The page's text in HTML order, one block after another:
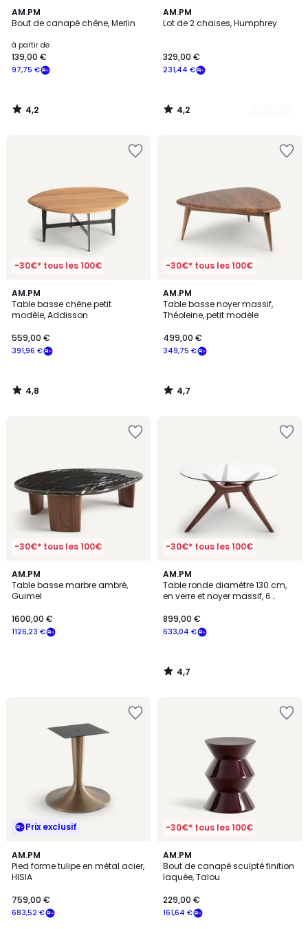
AM.PM
Bout de canapé chêne, Merlin
à partir de
97,75 €
139,00 €
4,2
/ 5
4,2
/
AM.PM
Lot de 2 chaises, Humphrey
231,44 €
329,00 €
4,2
/ 5
2
Couleurs
4,2
/
-30€* tous les 100€
AM.PM
Table basse chêne petit
modèle, Addisson
391,96 €
559,00 €
4,8
/ 5
4,8
/
-30€* tous les 100€
AM.PM
Table basse noyer massif,
Théoleine, petit modèle
349,75 €
499,00 €
4,7
/ 5
4,7
/
-30€* tous les 100€
AM.PM
Table basse marbre ambré,
Guimel
1126,23 €
1600,00 €
-30€* tous les 100€
AM.PM
Table ronde diamètre 130 cm,
en verre et noyer massif, 6
633,04 €
899,00 €
4,7
/ 5
4,7
/
Prix exclusif
AM.PM
Pied forme tulipe en métal acier,
HISIA
683,52 €
759,00 €
4,3
/ 5
-30€* tous les 100€
AM.PM
Bout de canapé sculpté finition
laquée, Talou
161,64 €
229,00 €
2
Couleurs